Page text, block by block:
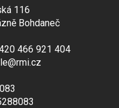
116
Bohdaneč
466 921 404